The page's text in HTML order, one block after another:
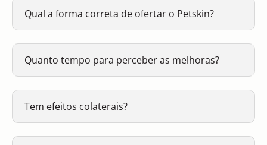
Qual a forma correta de ofertar o Petskin?
Quanto tempo para perceber as melhoras?
Tem efeitos colaterais?